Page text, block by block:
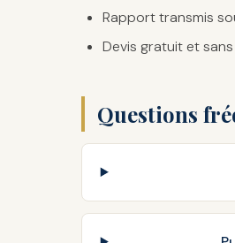
Rapport transmis
Devis gratuit et
Questions